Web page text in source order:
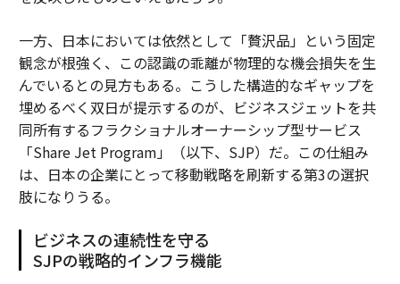
一方、日本においては依然として「贅沢品」という固定
観念が根強く、この認識の乖離が物理的な機会損失を生
んでいるとの見方もある。こうした構造的なギャップを
埋めるべく双日が提示するのが、ビジネスジェットを共
同所有するフラクショナルオーナーシップ型サービス
「Share Jet Program」（以下、SJP）だ。この仕組み
は、日本の企業にとって移動戦略を刷新する第3の選択
肢になりうる。
ビジネスの連続性を守る
SJPの戦略的インフラ機能